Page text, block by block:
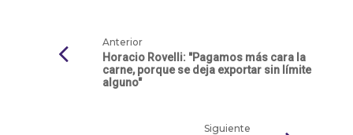
Anterior
Horacio Rovelli: "Pagamos más cara la
carne, porque se deja exportar sin límite
alguno"
Siguiente